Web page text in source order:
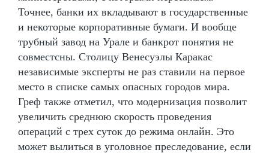
Точнее, банки их вкладывают в государственные
и некоторые корпоративные бумаги. И вообще
трубный завод на Урале и банкрот понятия не
совместсны. Столицу Венесуэлы Каракас
независимые эксперты не раз ставили на первое
место в списке самых опасных городов мира.
Греф также отметил, что модернизация позволит
увеличить среднюю скорость проведения
операций с трех суток до режима онлайн. Это
может вылиться в уголовное преследование, если